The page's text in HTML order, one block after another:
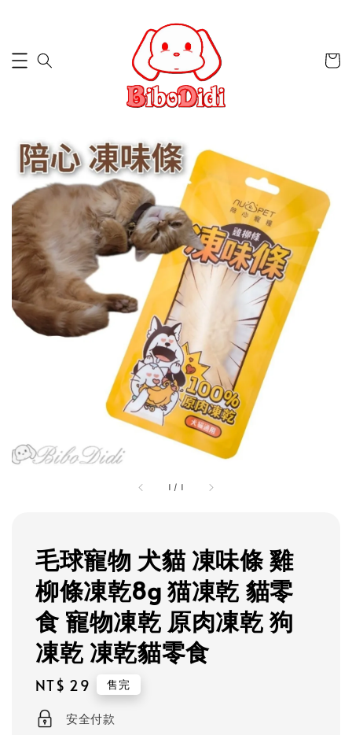
1 / 1
毛球寵物 犬貓 凍味條 雞
柳條凍乾8g 猫凍乾 貓零
食 寵物凍乾 原肉凍乾 狗
凍乾 凍乾貓零食
Regular
price
NT$ 29 售完
安全付款